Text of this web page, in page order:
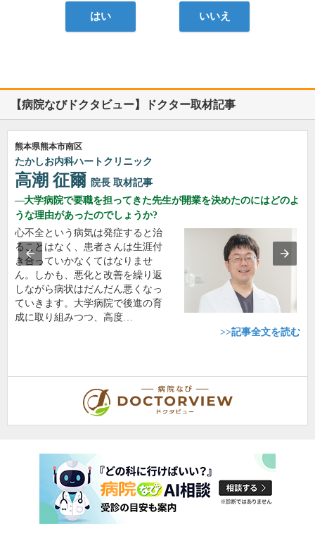
はい いいえ
【病院なびドクタビュー】ドクター取材記事
熊本県熊本市南区
たかしお内科ハートクリニック
高潮 征爾 院長 取材記事
大学病院で要職を担ってきた先生が開業を決めたのにはどのよ
うな理由があったのでしょうか?
心不全という病気は発症すると治
ることはなく、患者さんは生涯付
き合っていかなくてはなりませ
ん。しかも、悪化と改善を繰り返
しながら病状はだんだん悪くなっ
ていきます。大学病院で後進の育
成に取り組みつつ、高度…
>>記事全文を読む